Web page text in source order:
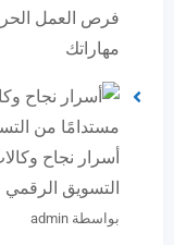
مهاراتك
التسويق الرقمي
بواسطة admin